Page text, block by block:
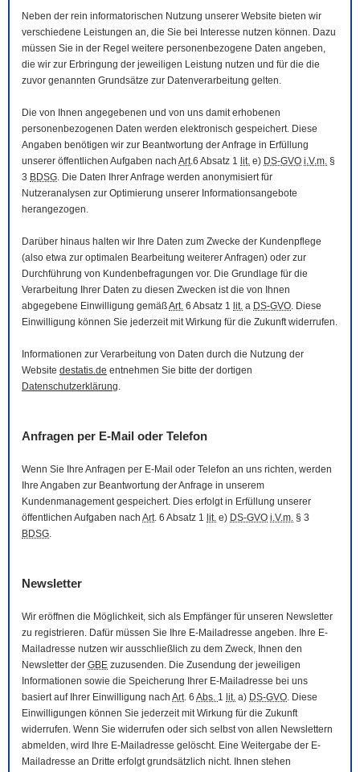
Neben der rein informatorischen Nutzung unserer Website bieten wir
verschiedene Leistungen an, die Sie bei Interesse nutzen können. Dazu
müssen Sie in der Regel weitere personenbezogene Daten angeben,
die wir zur Erbringung der jeweiligen Leistung nutzen und für die die
zuvor genannten Grundsätze zur Datenverarbeitung gelten.
Die von Ihnen angegebenen und von uns damit erhobenen
personenbezogenen Daten werden elektronisch gespeichert. Diese
Angaben benötigen wir zur Beantwortung der Anfrage in Erfüllung
unserer öffentlichen Aufgaben nach Art.6 Absatz 1 lit. e) DS-GVO i.V.m. §
3 BDSG. Die Daten Ihrer Anfrage werden anonymisiert für
Nutzeranalysen zur Optimierung unserer Informationsangebote
herangezogen.
Darüber hinaus halten wir Ihre Daten zum Zwecke der Kundenpflege
(also etwa zur optimalen Bearbeitung weiterer Anfragen) oder zur
Durchführung von Kundenbefragungen vor. Die Grundlage für die
Verarbeitung Ihrer Daten zu diesen Zwecken ist die von Ihnen
abgegebene Einwilligung gemäßArt. 6 Absatz 1 lit. a DS-GVO. Diese
Einwilligung können Sie jederzeit mit Wirkung für die Zukunft widerrufen.
Informationen zur Verarbeitung von Daten durch die Nutzung der
Website destatis.de entnehmen Sie bitte der dortigen
Datenschutzerklärung.
Anfragen per E-Mail oder Telefon
Wenn Sie Ihre Anfragen per E-Mail oder Telefon an uns richten, werden
Ihre Angaben zur Beantwortung der Anfrage in unserem
Kundenmanagement gespeichert. Dies erfolgt in Erfüllung unserer
öffentlichen Aufgaben nach Art. 6 Absatz 1 lit. e) DS-GVO i.V.m. § 3
BDSG.
Newsletter
Wir eröffnen die Möglichkeit, sich als Empfänger für unseren Newsletter
zu registrieren. Dafür müssen Sie Ihre E-Mail adresse angeben. Ihre E-
Mail adresse nutzen wir ausschließlich zu dem Zweck, Ihnen den
Newsletter der GBE zuzusenden. Die Zusendung der jeweiligen
Informationen sowie die Speicherung Ihrer E-Mail adresse bei uns
basiert auf Ihrer Einwilligung nach Art. 6 Abs. 1 lit. a) DS-GVO. Diese
Einwilligungen können Sie jederzeit mit Wirkung für die Zukunft
widerrufen. Wenn Sie widerrufen oder sich selbst von allen Newslettern
abmelden, wird Ihre E-Mail adresse gelöscht. Eine Weitergabe der E-
Mail adresse an Dritte erfolgt grundsätzlich nicht. Ihnen stehen